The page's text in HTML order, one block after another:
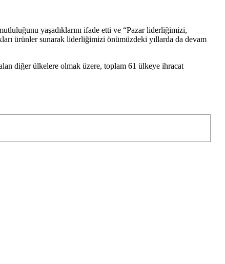
yaşadıklarını ifade etti ve “Pazar liderliğimizi,
ürünler sunarak liderliğimizi önümüzdeki yıllarda da devam
diğer ülkelere olmak üzere, toplam 61 ülkeye ihracat